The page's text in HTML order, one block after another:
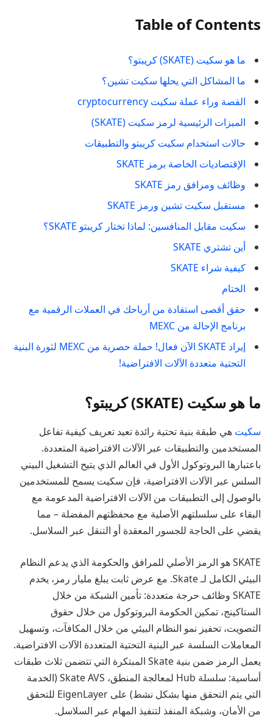
Table of Contents
ما هو سكيت (SKATE) كريبتو؟
ما المشاكل التي يحلها سكيت تشين؟
القصة وراء عملة سكيت cryptocurrency
الميزات الرئيسية لرمز سكيت (SKATE)
حالات استخدام سكيت كريبتو والتطبيقات
الإقتصاديات الخاصة برمز SKATE
وظائف ومرافق رمز SKATE
مستقبل سكيت تشين ورمز SKATE
سكيت مقابل المنافسين: لماذا تختار كريبتو SKATE؟
أين تشتري SKATE
كيفية شراء SKATE
الختام
حقق أقصى استفادة من أرباحك في العملات الرقمية مع
برنامج الإحالة من MEXC
إيراد SKATE الآن فعال! حملة حصرية من MEXC لثورة البنية
التحتية متعددة الآلات الافتراضية!
ما هو سكيت (SKATE) كريبتو؟
سكيت هي طبقة بنية تحتية رائدة تعيد تعريف كيفية تفاعل
المستخدمين والتطبيقات عبر الآلات الافتراضية المتعددة.
باعتبارها البروتوكول الأول في العالم الذي يتيح التشغيل البيني
السلس عبر الآلات الافتراضية، فإن سكيت يسمح للمستخدمين
بالوصول إلى التطبيقات من الآلات الافتراضية المدعومة مع
البقاء على سلسلتهم الأصلية مع محفظتهم المفضلة – مما
يقضي على الحاجة للجسور المعقدة أو التنقل عبر السلاسل.
SKATE هو الرمز الأصلي للمرافق والحكومة الذي يدعم النظام
البيئي الكامل لـ Skate. مع عرض ثابت يبلغ مليار رمز، يخدم
SKATE وظائف حرجة متعددة: تأمين الشبكة من خلال
الستاكينج، تمكين الحكومة البروتوكول من خلال حقوق
التصويت، تحفيز نمو النظام البيئي من خلال المكافآت، وتسهيل
المعاملات السلسة عبر البنية التحتية المتعددة الآلات الافتراضية.
يعمل الرمز ضمن بنية Skate المبتكرة التي تتضمن ثلاث طبقات
أساسية: سلسلة Hub لمعالجة المنطق، Skate AVS (الخدمة
التي يتم التحقق منها بشكل نشط) على EigenLayer للتحقق
من الأمان، وشبكة المنفذ لتنفيذ المهام عبر السلاسل.